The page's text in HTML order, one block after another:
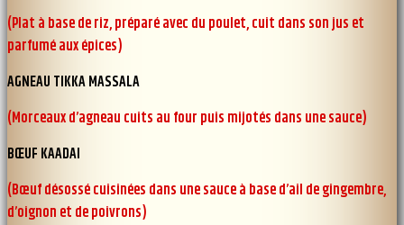
(Plat à base de riz, préparé avec du poulet, cuit dans son jus et
parfumé aux épices)
AGNEAU TIKKA MASSALA
(Morceaux d’agneau cuits au four puis mijotés dans une sauce)
BŒUF KAADAI
(Bœuf désossé cuisinées dans une sauce à base d’ail de gingembre,
d’oignon et de poivrons)